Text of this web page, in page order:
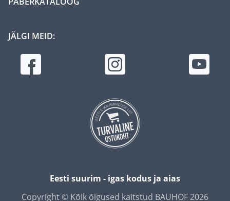
JÄLGI MEID:
Eesti suurim - igas kodus ja aias
Copyright © Kõik õigused kaitstud BAUHOF 2026